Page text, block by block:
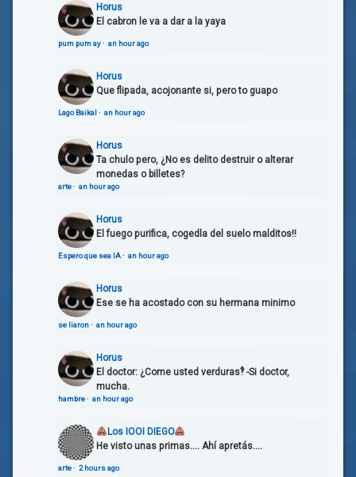
Horus
El cabron le va a dar a la yaya
pum pum ay· an hour ago
Horus
Que flipada, acojonante si, pero to guapo
Lago Baikal· an hour ago
Horus
Ta chulo pero, ¿No es delito destruir o alterar
monedas o billetes?
arte· an hour ago
Horus
El fuego purifica, cogedla del suelo malditos!!
Espero que sea IA· an hour ago
Horus
Ese se ha acostado con su hermana minimo
se liaron· an hour ago
Horus
El doctor: ¿Come usted verduras‽ -Si doctor,
mucha.
hambre· an hour ago
Los IOOI DIEGO
He visto unas primas.... Ahí apretás....
arte· 2 hours ago